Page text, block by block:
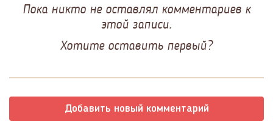
Пока никто не оставлял комментариев к
этой записи.
Хотите оставить первый?
Добавить новый комментарий